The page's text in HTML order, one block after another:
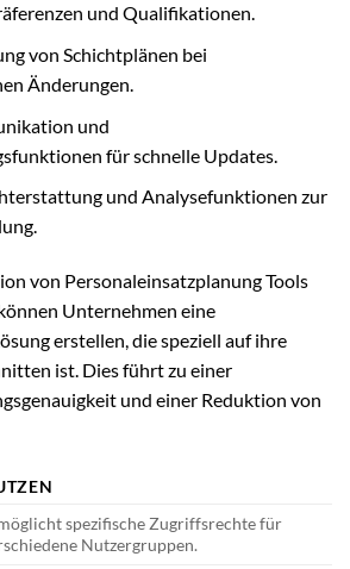
und Qualifikationen.
von Schichtplänen bei
Änderungen.
und
für schnelle Updates.
und Analysefunktionen zur
von Personaleinsatzplanung Tools
Unternehmen eine
erstellen, die speziell auf ihre
ist. Dies führt zu einer
und einer Reduktion von
spezifische Zugriffsrechte für
Nutzergruppen.